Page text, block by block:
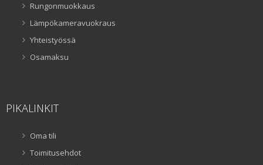
Rungonmuokkaus
Lämpökameravuokraus
Yhteistyössä
Osamaksu
PIKALINKIT
Oma tili
Toimitusehdot